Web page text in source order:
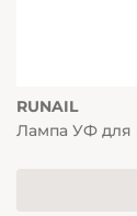
RUNAIL
Лампа УФ для